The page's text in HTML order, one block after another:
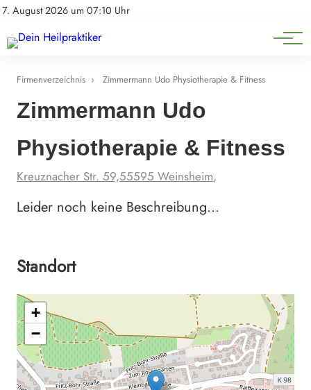
7. August 2026 um 07:10 Uhr
Impressum
Natürliche Medizin
Heilpflanzen & Kräuterkunde
Firmenverzeichnis › Zimmermann Udo Physiotherapie & Fitness
Zimmermann Udo
Physiotherapie & Fitness
Kreuznacher Str. 59,55595 Weinsheim,
Leider noch keine Beschreibung…
Standort
+
−